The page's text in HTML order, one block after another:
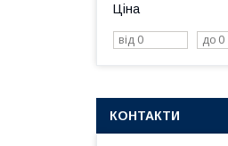
Ціна
КОНТАКТИ